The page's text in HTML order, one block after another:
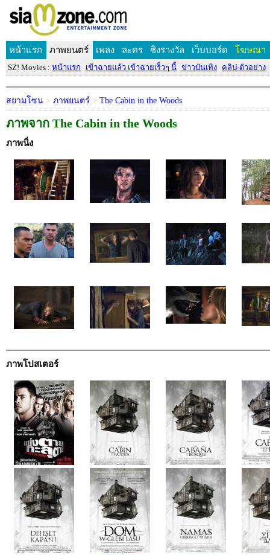
หน้าแรก ภาพยนตร์ เพลง ละคร ชิงรางวัล เว็บบอร์ด โฆษณา
SZ! Movies : หน้าแรก เข้าฉายแล้ว เข้าฉายเร็วๆ นี้ ข่าวบันเทิง คลิป-ตัวอย่าง
สยามโซน > ภาพยนตร์ > The Cabin in the Woods
ภาพจาก The Cabin in the Woods
ภาพนิ่ง
ภาพโปสเตอร์